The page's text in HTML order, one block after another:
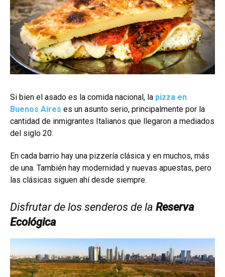
Si bien el asado es la comida nacional, la pizza en
Buenos Aires es un asunto serio, principalmente por la
cantidad de inmigrantes Italianos que llegaron a mediados
del siglo 20.
En cada barrio hay una pizzería clásica y en muchos, más
de una. También hay modernidad y nuevas apuestas, pero
las clásicas siguen ahí desde siempre.
Disfrutar de los senderos de la Reserva
Ecológica